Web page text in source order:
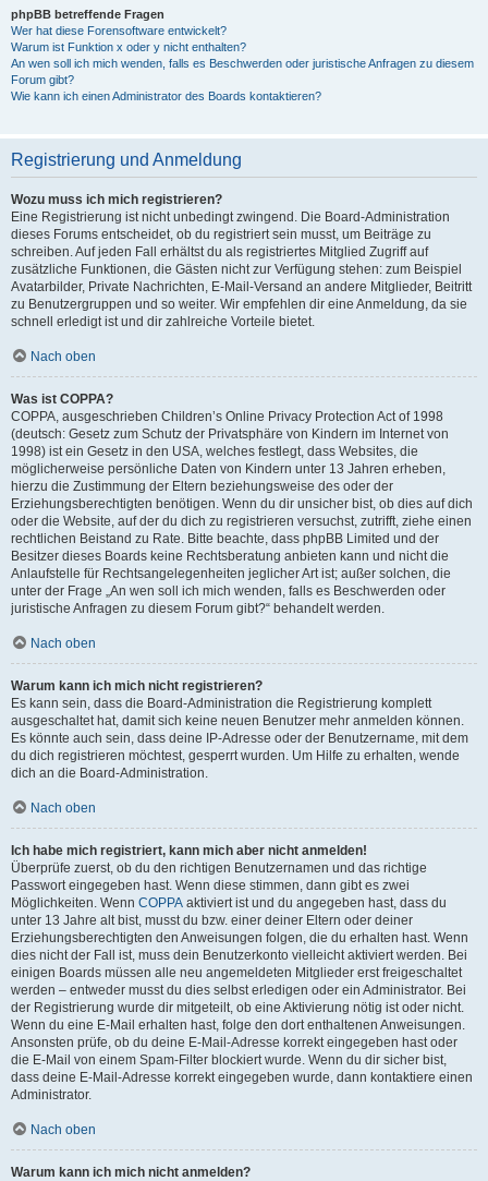
phpBB betreffende Fragen
Wer hat diese Forensoftware entwickelt?
Warum ist Funktion x oder y nicht enthalten?
An wen soll ich mich wenden, falls es Beschwerden oder juristische Anfragen zu diesem
Forum gibt?
Wie kann ich einen Administrator des Boards kontaktieren?
Registrierung und Anmeldung
Wozu muss ich mich registrieren?
Eine Registrierung ist nicht unbedingt zwingend. Die Board-Administration
dieses Forums entscheidet, ob du registriert sein musst, um Beiträge zu
schreiben. Auf jeden Fall erhältst du als registriertes Mitglied Zugriff auf
zusätzliche Funktionen, die Gästen nicht zur Verfügung stehen: zum Beispiel
Avatarbilder, Private Nachrichten, E-Mail-Versand an andere Mitglieder, Beitritt
zu Benutzergruppen und so weiter. Wir empfehlen dir eine Anmeldung, da sie
schnell erledigt ist und dir zahlreiche Vorteile bietet.
Nach oben
Was ist COPPA?
COPPA, ausgeschrieben Children’s Online Privacy Protection Act of 1998
(deutsch: Gesetz zum Schutz der Privatsphäre von Kindern im Internet von
1998) ist ein Gesetz in den USA, welches festlegt, dass Websites, die
möglicherweise persönliche Daten von Kindern unter 13 Jahren erheben,
hierzu die Zustimmung der Eltern beziehungsweise des oder der
Erziehungsberechtigten benötigen. Wenn du dir unsicher bist, ob dies auf dich
oder die Website, auf der du dich zu registrieren versuchst, zutrifft, ziehe einen
rechtlichen Beistand zu Rate. Bitte beachte, dass phpBB Limited und der
Besitzer dieses Boards keine Rechtsberatung anbieten kann und nicht die
Anlaufstelle für Rechtsangelegenheiten jeglicher Art ist; außer solchen, die
unter der Frage „An wen soll ich mich wenden, falls es Beschwerden oder
juristische Anfragen zu diesem Forum gibt?“ behandelt werden.
Nach oben
Warum kann ich mich nicht registrieren?
Es kann sein, dass die Board-Administration die Registrierung komplett
ausgeschaltet hat, damit sich keine neuen Benutzer mehr anmelden können.
Es könnte auch sein, dass deine IP-Adresse oder der Benutzername, mit dem
du dich registrieren möchtest, gesperrt wurden. Um Hilfe zu erhalten, wende
dich an die Board-Administration.
Nach oben
Ich habe mich registriert, kann mich aber nicht anmelden!
Überprüfe zuerst, ob du den richtigen Benutzernamen und das richtige
Passwort eingegeben hast. Wenn diese stimmen, dann gibt es zwei
Möglichkeiten. Wenn COPPA aktiviert ist und du angegeben hast, dass du
unter 13 Jahre alt bist, musst du bzw. einer deiner Eltern oder deiner
Erziehungsberechtigten den Anweisungen folgen, die du erhalten hast. Wenn
dies nicht der Fall ist, muss dein Benutzerkonto vielleicht aktiviert werden. Bei
einigen Boards müssen alle neu angemeldeten Mitglieder erst freigeschaltet
werden – entweder musst du dies selbst erledigen oder ein Administrator. Bei
der Registrierung wurde dir mitgeteilt, ob eine Aktivierung nötig ist oder nicht.
Wenn du eine E-Mail erhalten hast, folge den dort enthaltenen Anweisungen.
Ansonsten prüfe, ob du deine E-Mail-Adresse korrekt eingegeben hast oder
die E-Mail von einem Spam-Filter blockiert wurde. Wenn du dir sicher bist,
dass deine E-Mail-Adresse korrekt eingegeben wurde, dann kontaktiere einen
Administrator.
Nach oben
Warum kann ich mich nicht anmelden?